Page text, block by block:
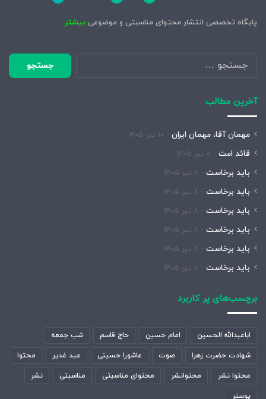
پایگاه تخصصی انتشار محتوای مناسبتی و موضوعی بیشتر
جستجو
برای:
آخرین مطالب
مهمان آقا، مهمان ایران ۱۰ تیر ۱۴۰۵
قائد امت ۸ تیر ۱۴۰۵
باید برخاست ۸ تیر ۱۴۰۵
باید برخاست ۸ تیر ۱۴۰۵
باید برخاست ۸ تیر ۱۴۰۵
باید برخاست ۸ تیر ۱۴۰۵
باید برخاست ۸ تیر ۱۴۰۵
باید برخاست ۸ تیر ۱۴۰۵
برچسب‌های پر کاربرد
اباعبدالله الحسین امام حسین حاج قاسم شب جمعه
شهادت حضرت زهرا صوت عاشورا حسینی عید غدیر محتوا
محتوا نشر محتوانشر محتوای مناسبتی مناسبتی نشر
پوستر